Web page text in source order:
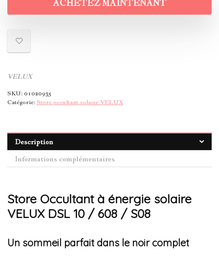
ACHETEZ MAINTENANT
VELUX
SKU:01020935
Catégorie:Store occultant solaire VELUX
Description
Informations complémentaires
Store Occultant à énergie solaire
VELUX DSL 10 / 608 / S08
Un sommeil parfait dans le noir complet